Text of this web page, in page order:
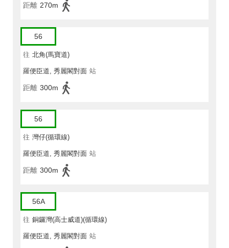
距離 270m
56
往 北角(馬寶道)
羅便臣道, 秀麗閣對面 站
距離 300m
56
往 灣仔(循環線)
羅便臣道, 秀麗閣對面 站
距離 300m
56A
往 銅鑼灣(高士威道)(循環線)
羅便臣道, 秀麗閣對面 站